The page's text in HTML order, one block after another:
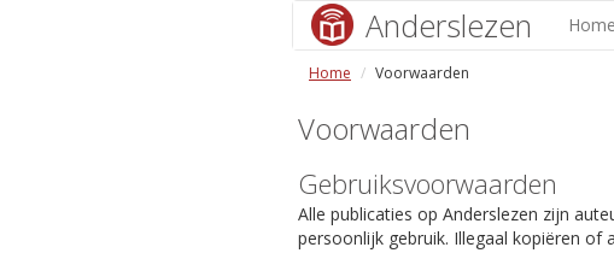
Anderslezen Home
Home Voorwaarden
Voorwaarden
Gebruiksvoorwaarden
Alle publicaties op Anderslezen zijn
persoonlijk gebruik. Illegaal kopiëren of